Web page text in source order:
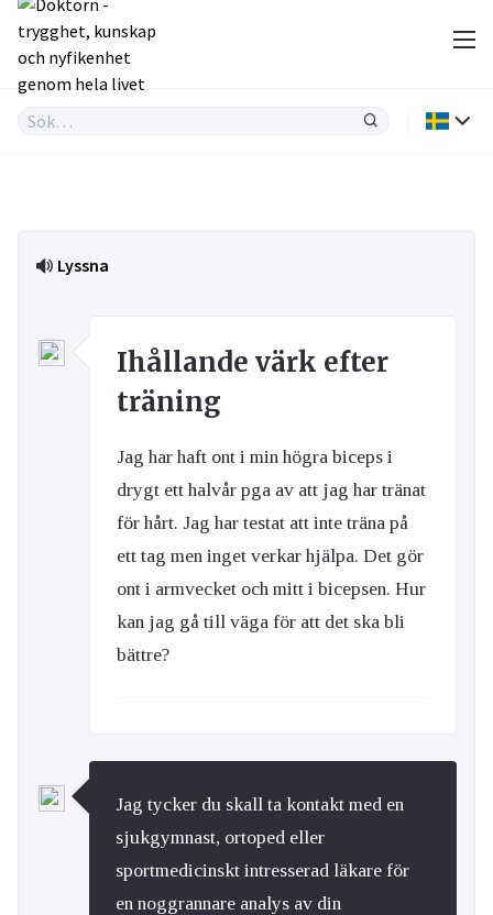
Lyssna
Ihållande värk efter
träning
Jag har haft ont i min högra biceps i
drygt ett halvår pga av att jag har tränat
för hårt. Jag har testat att inte träna på
ett tag men inget verkar hjälpa. Det gör
ont i armvecket och mitt i bicepsen. Hur
kan jag gå till väga för att det ska bli
bättre?
Jag tycker du skall ta kontakt med en
sjukgymnast, ortoped eller
sportmedicinskt intresserad läkare för
en noggrannare analys av din